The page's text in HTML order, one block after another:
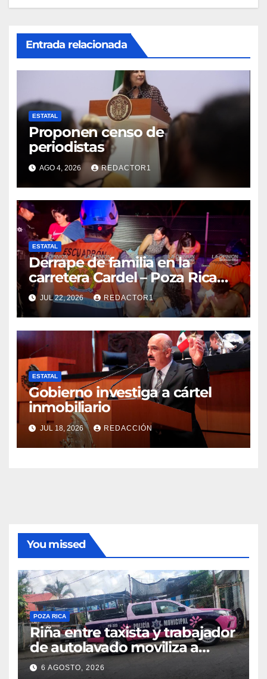
Entrada relacionada
ESTATAL
Proponen censo de
periodistas
AGO 4, 2026 REDACTOR1
ESTATAL
Derrape de familia en la
carretera Cardel – Poza Rica
reaviva críticas por tardanza
de ambulancia municipal
JUL 22, 2026 REDACTOR1
ESTATAL
Gobierno investiga a cártel
inmobiliario
JUL 18, 2026 REDACCIÓN
You missed
POZA RICA
Riña entre taxista y trabajador
de autolavado moviliza a
policías en Poza Rica
6 AGOSTO, 2026